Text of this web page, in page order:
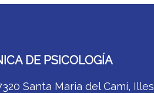
DE PSICOLOGÍA
Santa Maria del Camí, Illes